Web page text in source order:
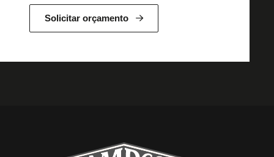
Solicitar orçamento